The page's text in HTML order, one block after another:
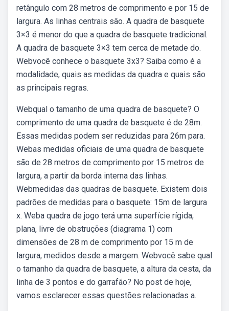
retângulo com 28 metros de comprimento e por 15 de
largura. As linhas centrais são. A quadra de basquete
3×3 é menor do que a quadra de basquete tradicional.
A quadra de basquete 3×3 tem cerca de metade do.
Webvocê conhece o basquete 3x3? Saiba como é a
modalidade, quais as medidas da quadra e quais são
as principais regras.
Webqual o tamanho de uma quadra de basquete? O
comprimento de uma quadra de basquete é de 28m.
Essas medidas podem ser reduzidas para 26m para.
Webas medidas oficiais de uma quadra de basquete
são de 28 metros de comprimento por 15 metros de
largura, a partir da borda interna das linhas.
Webmedidas das quadras de basquete. Existem dois
padrões de medidas para o basquete: 15m de largura
x. Weba quadra de jogo terá uma superfície rígida,
plana, livre de obstruções (diagrama 1) com
dimensões de 28 m de comprimento por 15 m de
largura, medidos desde a margem. Webvocê sabe qual
o tamanho da quadra de basquete, a altura da cesta, da
linha de 3 pontos e do garrafão? No post de hoje,
vamos esclarecer essas questões relacionadas a.